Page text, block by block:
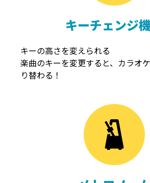
キーチェンジ
キーの高さを変えられる
楽曲のキーを変更すると、カラオ
り替わる！